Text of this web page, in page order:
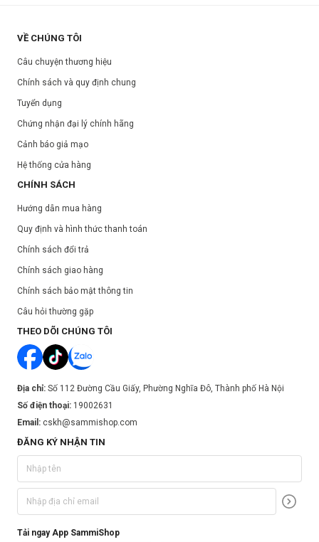
VỀ CHÚNG TÔI
Câu chuyện thương hiệu
Chính sách và quy định chung
Tuyển dụng
Chứng nhận đại lý chính hãng
Cảnh báo giả mạo
Hệ thống cửa hàng
CHÍNH SÁCH
Hướng dẫn mua hàng
Quy định và hình thức thanh toán
Chính sách đổi trả
Chính sách giao hàng
Chính sách bảo mật thông tin
Câu hỏi thường gặp
THEO DÕI CHÚNG TÔI
Địa chỉ: Số 112 Đường Cầu Giấy, Phường Nghĩa Đô, Thành phố Hà Nội
Số điện thoại: 19002631
Email: cskh@sammishop.com
ĐĂNG KÝ NHẬN TIN
Tải ngay App SammiShop